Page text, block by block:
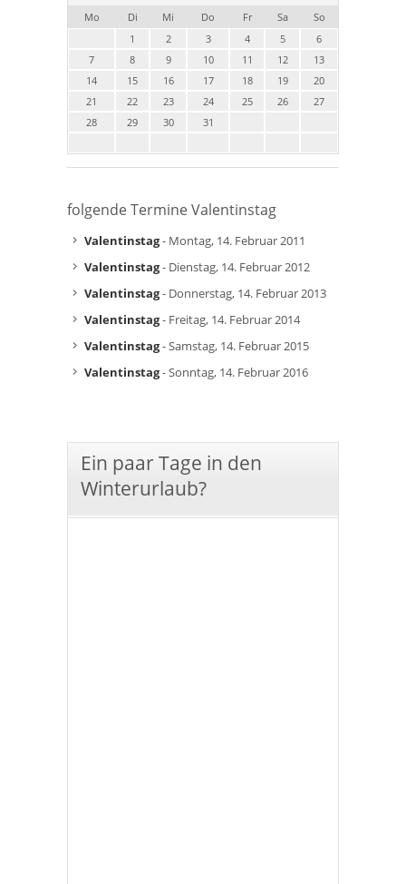
Mo Di Mi Do Fr Sa
So
1
2 3 4 5
6
7
8 9 10 11 12
13
14
15 16 17 18 19
20
21
22 23 24 25 26
27
28
29 30 31
folgende Termine Valentinstag
Valentinstag- Montag, 14. Februar 2011
Valentinstag- Dienstag, 14. Februar 2012
Valentinstag- Donnerstag, 14. Februar 2013
Valentinstag- Freitag, 14. Februar 2014
Valentinstag- Samstag, 14. Februar 2015
Valentinstag- Sonntag, 14. Februar 2016
Ein paar Tage in den
Winterurlaub?